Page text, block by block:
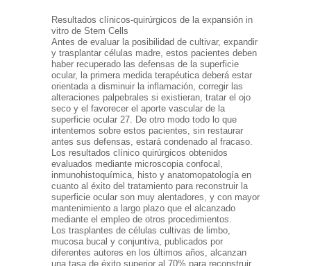
Resultados clínicos-quirúrgicos de la expansión in
vitro de Stem Cells
Antes de evaluar la posibilidad de cultivar, expandir
y trasplantar células madre, estos pacientes deben
haber recuperado las defensas de la superficie
ocular, la primera medida terapéutica deberá estar
orientada a disminuir la inflamación, corregir las
alteraciones palpebrales si existieran, tratar el ojo
seco y el favorecer el aporte vascular de la
superficie ocular 27. De otro modo todo lo que
intentemos sobre estos pacientes, sin restaurar
antes sus defensas, estará condenado al fracaso.
Los resultados clínico quirúrgicos obtenidos
evaluados mediante microscopia confocal,
inmunohistoquímica, histo y anatomopatología en
cuanto al éxito del tratamiento para reconstruir la
superficie ocular son muy alentadores, y con mayor
mantenimiento a largo plazo que el alcanzado
mediante el empleo de otros procedimientos.
Los trasplantes de células cultivas de limbo,
mucosa bucal y conjuntiva, publicados por
diferentes autores en los últimos años, alcanzan
una tasa de éxito superior al 70% para reconstruir